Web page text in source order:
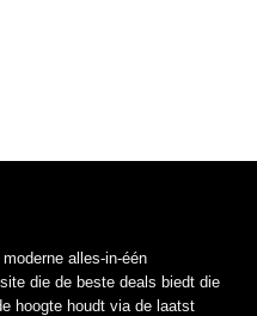
alles-in-één
die de beste deals biedt die
hoogte houdt via de laatst